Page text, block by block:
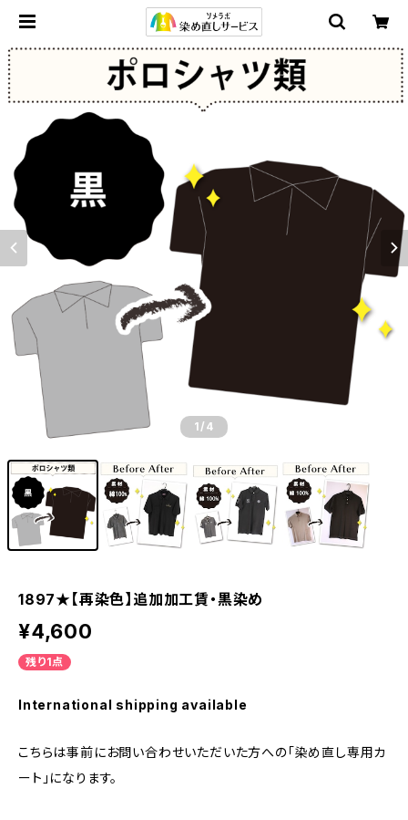
1 /4
1897★【再染色】追加加工賃・黒染め
¥4,600
残り1点
International shipping available
こちらは事前にお問い合わせいただいた方への「染め直し専用カ
ート」になります。